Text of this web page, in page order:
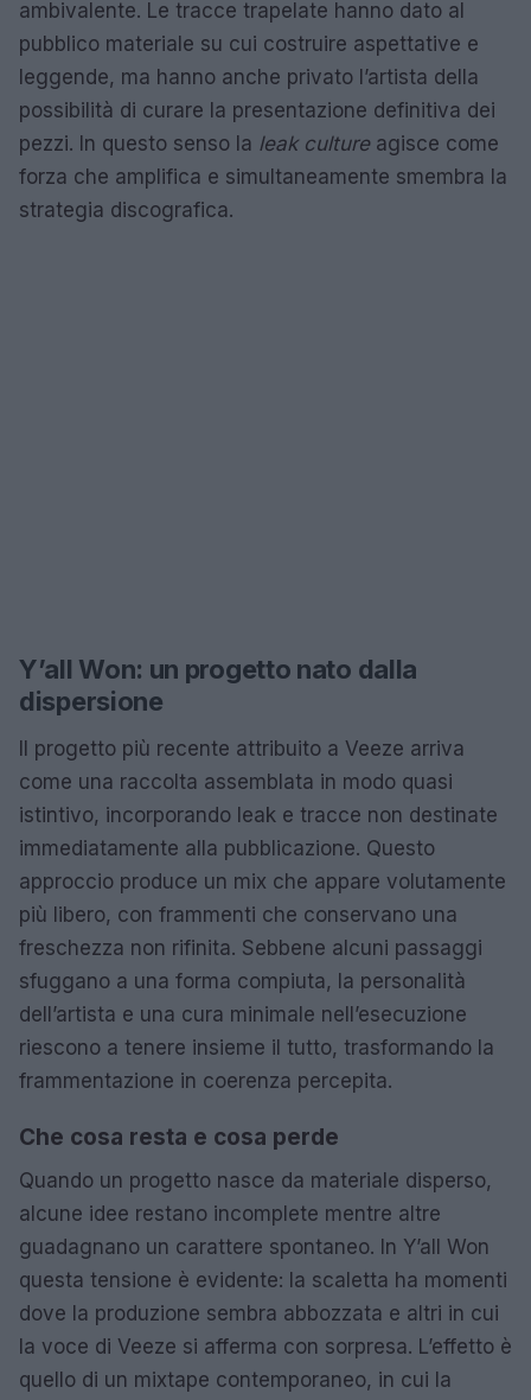
ambivalente. Le tracce trapelate hanno dato al
pubblico materiale su cui costruire aspettative e
leggende, ma hanno anche privato l’artista della
possibilità di curare la presentazione definitiva dei
pezzi. In questo senso la leak cultureagisce come
forza che amplifica e simultaneamente smembra la
strategia discografica.
Y’all Won: un progetto nato dalla
dispersione
Il progetto più recente attribuito a Veeze arriva
come una raccolta assemblata in modo quasi
istintivo, incorporando leak e tracce non destinate
immediatamente alla pubblicazione. Questo
approccio produce un mix che appare volutamente
più libero, con frammenti che conservano una
freschezza non rifinita. Sebbene alcuni passaggi
sfuggano a una forma compiuta, la personalità
dell’artista e una cura minimale nell’esecuzione
riescono a tenere insieme il tutto, trasformando la
frammentazione in coerenza percepita.
Che cosa resta e cosa perde
Quando un progetto nasce da materiale disperso,
alcune idee restano incomplete mentre altre
guadagnano un carattere spontaneo. In Y’all Won
questa tensione è evidente: la scaletta ha momenti
dove la produzione sembra abbozzata e altri in cui
la voce di Veeze si afferma con sorpresa. L’effetto è
quello di un mixtape contemporaneo, in cui la